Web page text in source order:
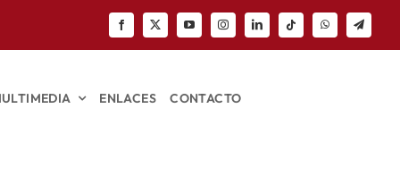
ENLACES CONTACTO